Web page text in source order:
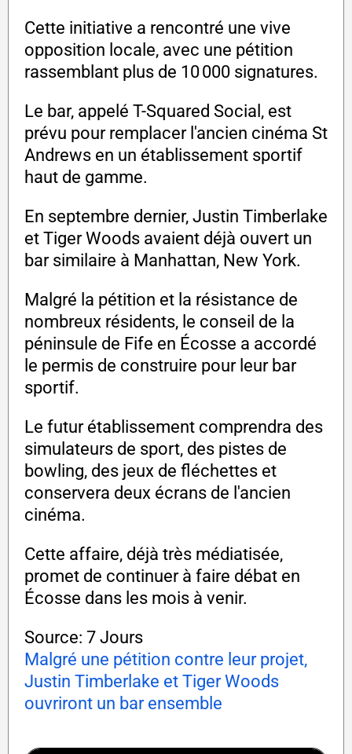
Cette initiative a rencontré une vive
opposition locale, avec une pétition
rassemblant plus de 10 000 signatures.
Le bar, appelé T-Squared Social, est
prévu pour remplacer l'ancien cinéma St
Andrews en un établissement sportif
haut de gamme.
En septembre dernier, Justin Timberlake
et Tiger Woods avaient déjà ouvert un
bar similaire à Manhattan, New York.
Malgré la pétition et la résistance de
nombreux résidents, le conseil de la
péninsule de Fife en Écosse a accordé
le permis de construire pour leur bar
sportif.
Le futur établissement comprendra des
simulateurs de sport, des pistes de
bowling, des jeux de fléchettes et
conservera deux écrans de l'ancien
cinéma.
Cette affaire, déjà très médiatisée,
promet de continuer à faire débat en
Écosse dans les mois à venir.
Source: 7 Jours
Malgré une pétition contre leur projet,
Justin Timberlake et Tiger Woods
ouvriront un bar ensemble